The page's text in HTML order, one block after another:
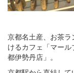
京都名土産、お茶
けるカフェ「マー
都伊勢丹店」。